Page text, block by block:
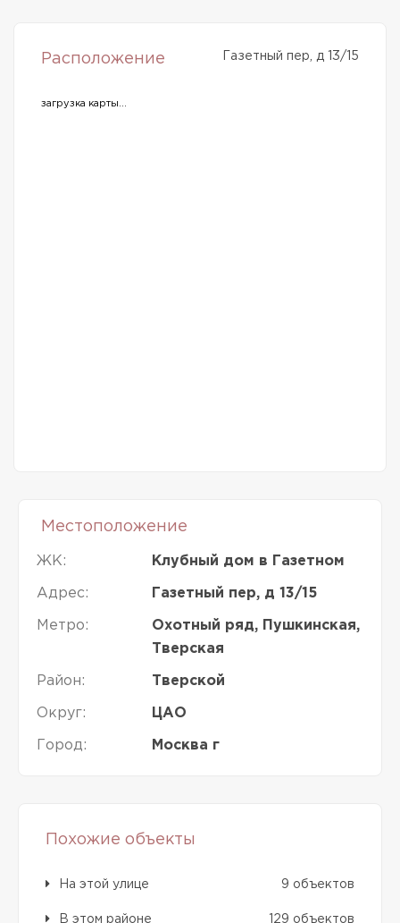
Расположение Газетный пер, д 13/15
загрузка карты...
Местоположение
ЖК: Клубный дом в Газетном
Адрес: Газетный пер, д 13/15
Метро:
Охотный ряд, Пушкинская,
Тверская
Район: Тверской
Округ: ЦАО
Город: Москва г
Похожие объекты
На этой улице 9 объектов
В этом районе 129 объектов